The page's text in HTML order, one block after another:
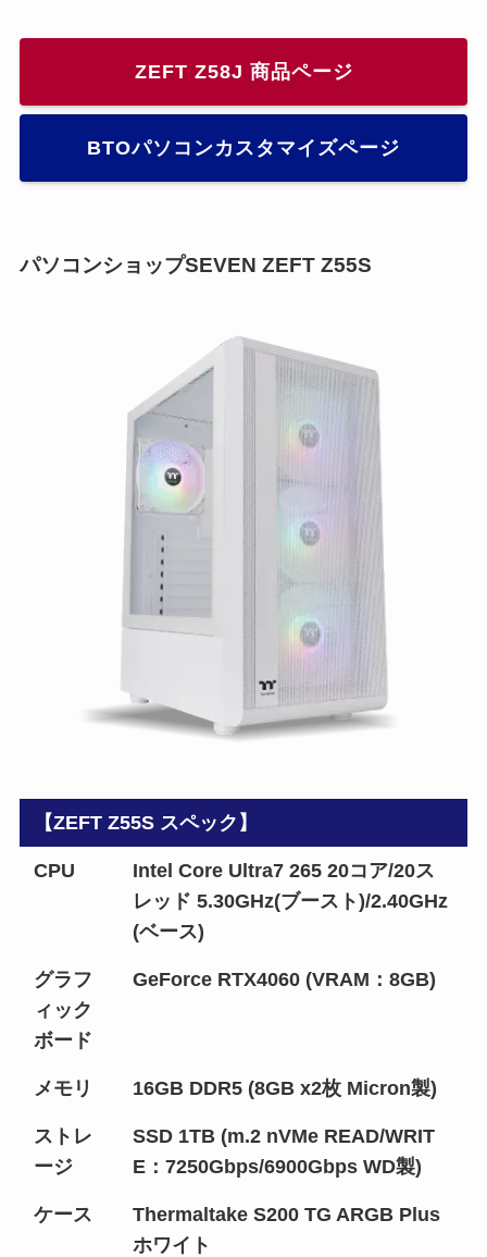
ZEFT Z58J 商品ページ
BTOパソコンカスタマイズページ
パソコンショップSEVEN ZEFT Z55S
【ZEFT Z55S スペック】
CPU
Intel Core Ultra7 265 20コア/20ス
レッド 5.30GHz(ブースト)/2.40GHz
(ベース)
グラフ
ィック
ボード
GeForce RTX4060 (VRAM：8GB)
メモリ 16GB DDR5 (8GB x2枚 Micron製)
ストレ
ージ
SSD 1TB (m.2 nVMe READ/WRIT
E：7250Gbps/6900Gbps WD製)
ケース
Thermaltake S200 TG ARGB Plus
ホワイト